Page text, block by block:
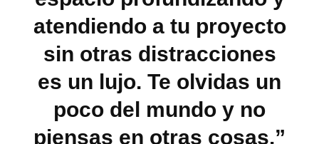
atendiendo a tu proyecto
sin otras distracciones
es un lujo. Te olvidas un
poco del mundo y no
piensas en otras cosas.”